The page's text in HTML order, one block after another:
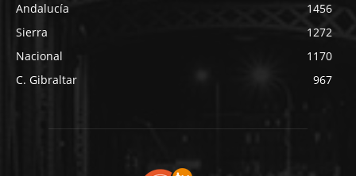
Andalucía
1456
Sierra
1272
Nacional
1170
C. Gibraltar
967